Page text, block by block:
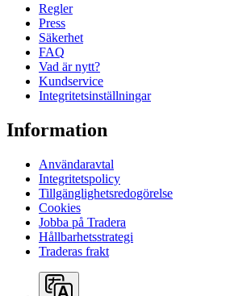
Regler
Press
Säkerhet
FAQ
Vad är nytt?
Kundservice
Integritetsinställningar
Information
Användaravtal
Integritetspolicy
Tillgänglighetsredogörelse
Cookies
Jobba på Tradera
Hållbarhetsstrategi
Traderas frakt